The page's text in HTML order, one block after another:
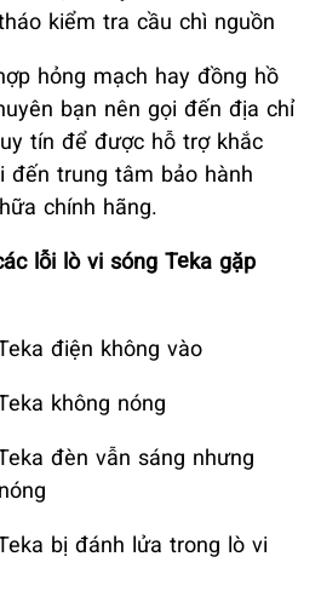
kiểm tra cầu chì nguồn
hỏng mạch hay đồng hồ
bạn nên gọi đến địa chỉ
tín để được hỗ trợ khắc
đến trung tâm bảo hành
chính hãng.
lỗi lò vi sóng Teka gặp
điện không vào
không nóng
đèn vẫn sáng nhưng
bị đánh lửa trong lò vi